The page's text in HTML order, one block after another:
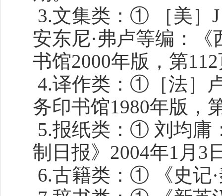
3.文集类：① ［美］
安东尼·弗卢等编：
书馆2000年版，第
4.译作类：①［法］
务印书馆1980年版，
5.报纸类：① 刘均庸
制日报》2004年1月3
6.古籍类：① 《史记